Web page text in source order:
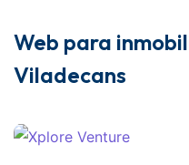
Web para
Viladecans